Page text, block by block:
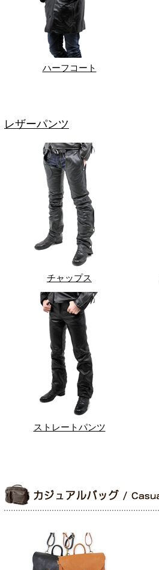
ハーフコート
レザーパンツ
チャップス
ストレートパンツ